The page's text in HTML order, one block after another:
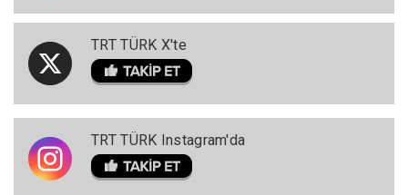
TRT TÜRK X'te
TRT TÜRK Instagram'da